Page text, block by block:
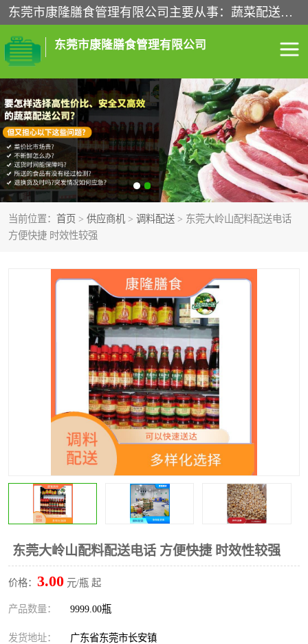
东莞市康隆膳食管理有限公司主要从事：蔬菜配送、食堂承包、企业工厂食堂承包、机关单位食堂承包、调味品配送、粮油配送、干货配送、副食配送、水果配送、海鲜配送等业务，东莞蔬菜配送电话，咨询在线客服。
东莞市康隆膳食管理有限公司
当前位置： 首页 > 供应商机 > 调料配送 > 东莞大岭山配料配送电话
方便快捷 时效性较强
东莞大岭山配料配送电话 方便快捷 时效性较强
价格： 3.00 元/瓶 起
产品数量： 9999.00瓶
发货地址： 广东省东莞市长安镇
食堂承包 蔬菜配送
粮油配送 鲜肉配送
海鲜配送 食材配送
调料配送 企业工厂食堂承包
干货配送 副食配送